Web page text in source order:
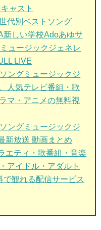
ャスト
代別ベストソング
新しい学校Adoあゆサ
ュージックジェネレ
LIVE
ングミュージックジ
人気テレビ番組・歌
マ・アニメの無料視
ングミュージックジ
新放送 動画まとめ
エティ・歌番組・音楽
アイドル・アダルト
観れる配信サービス